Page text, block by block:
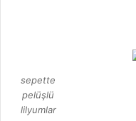
sepette
pelüşlü
lilyumlar